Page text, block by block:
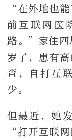
“在外地也
前互联网医
路。”家住四
岁了，患有
查，自打互
少。
但最近，她
“打开互联